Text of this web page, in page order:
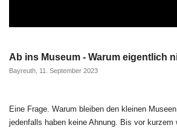
Ab ins Museum - Warum eigentlich
Bayreuth, 11. September 2023
Eine Frage. Warum bleiben den kleinen
jedenfalls haben keine Ahnung. Bis vor kurzem